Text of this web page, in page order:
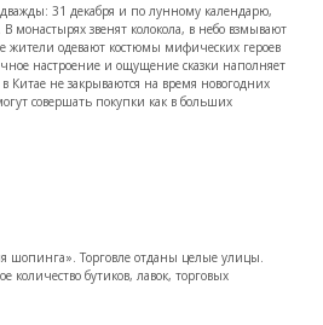
31 декабря и по лунному календарю,
монастырях звенят колокола, в небо взмывают
жители одевают костюмы мифических героев
настроение и ощущение сказки наполняет
Китае не закрываются на время новогодних
совершать покупки как в больших
шопинга». Торговле отданы целые улицы.
количество бутиков, лавок, торговых